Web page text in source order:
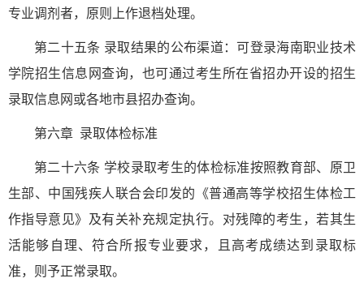
专业调剂者，原则上作退档处理。
第二十五条 录取结果的公布渠道：可登录海南职业技术
学院招生信息网查询，也可通过考生所在省招办开设的招生
录取信息网或各地市县招办查询。
第六章 录取体检标准
第二十六条 学校录取考生的体检标准按照教育部、原卫
生部、中国残疾人联合会印发的《普通高等学校招生体检工
作指导意见》及有关补充规定执行。对残障的考生，若其生
活能够自理、符合所报专业要求，且高考成绩达到录取标
准，则予正常录取。